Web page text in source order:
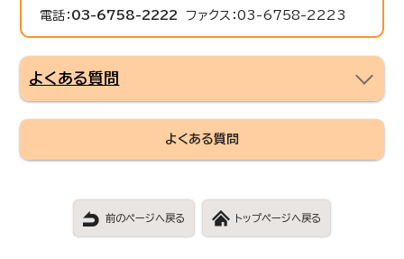
電話： 03-6758-2222 ファクス：03-6758-2223
よくある質問
よくある質問
前のページへ戻る トップページへ戻る